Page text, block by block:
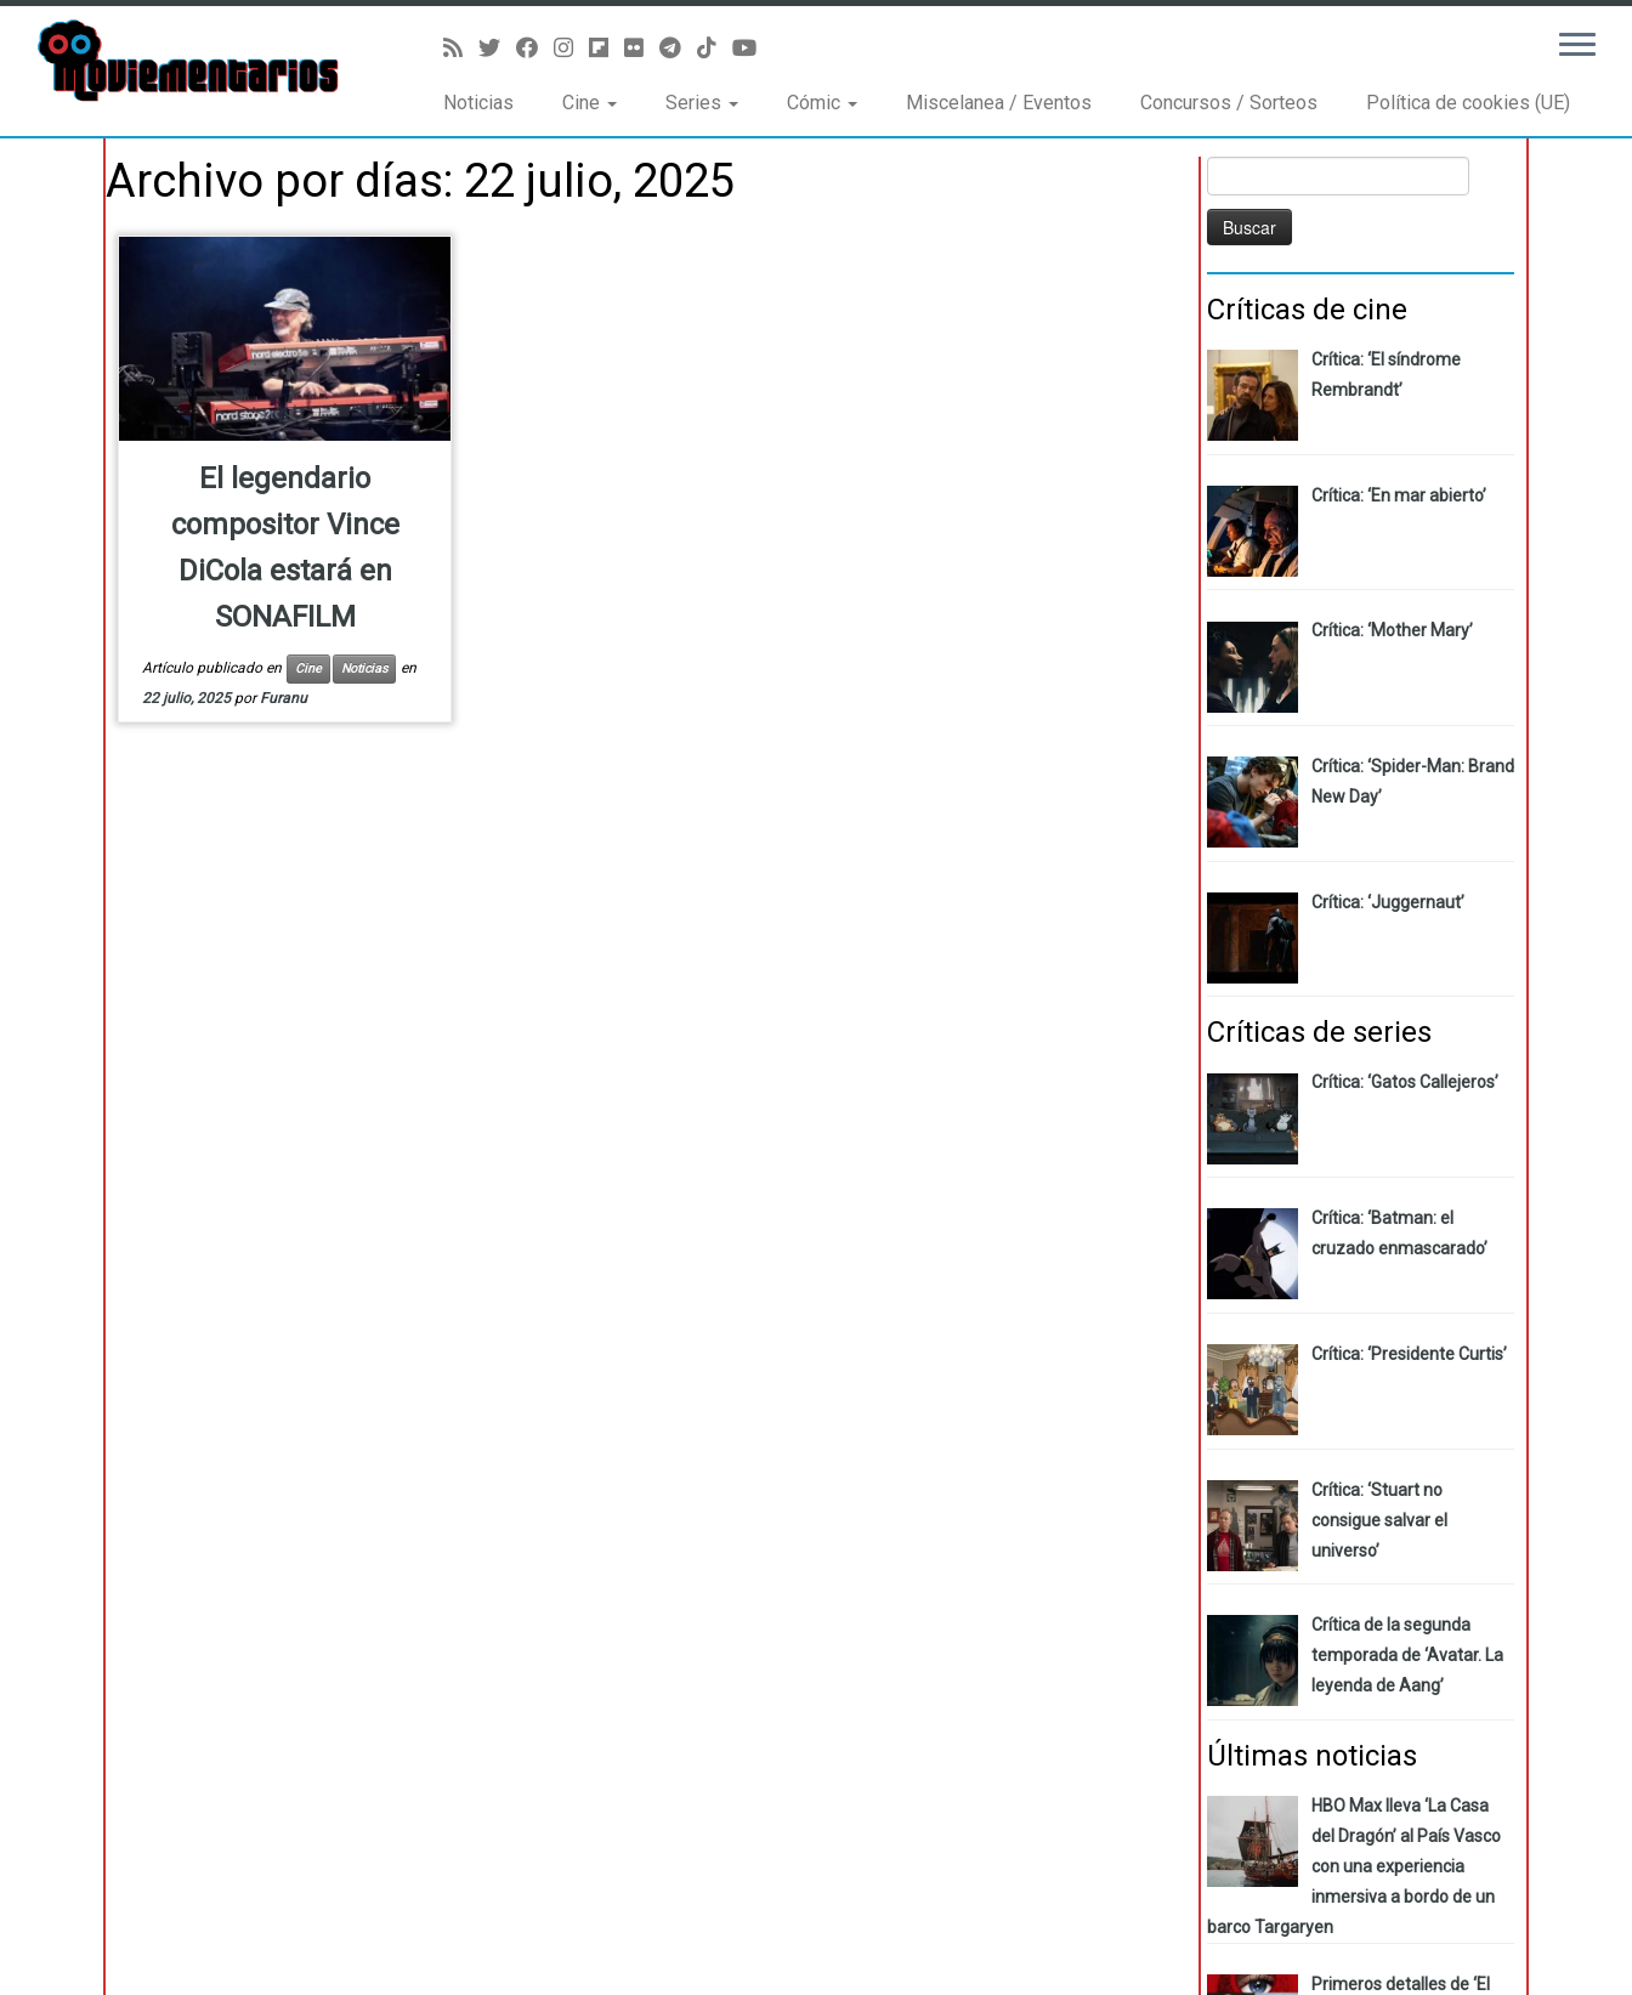
Noticias Cine Series Cómic Miscelanea / Eventos Concursos / Sorteos Política de cookies (UE)
Archivo por días: 22 julio, 2025
El legendario
compositor Vince
DiCola estará en
SONAFILM
Artículo publicado en Cine Noticias
en
22 julio, 2025 porFuranu
Críticas de cine
Crítica: ‘El síndrome
Rembrandt’
Crítica: ‘En mar abierto’
Crítica: ‘Mother Mary’
Crítica: ‘Spider-Man: Brand
New Day’
Crítica: ‘Juggernaut’
Críticas de series
Crítica: ‘Gatos Callejeros’
Crítica: ‘Batman: el
cruzado enmascarado’
Crítica: ‘Presidente Curtis’
Crítica: ‘Stuart no
consigue salvar el
universo’
Crítica de la segunda
temporada de ‘Avatar. La
leyenda de Aang’
Últimas noticias
HBO Max lleva ‘La Casa
del Dragón’ al País Vasco
con una experiencia
inmersiva a bordo de un
barco Targaryen
Primeros detalles de ‘El